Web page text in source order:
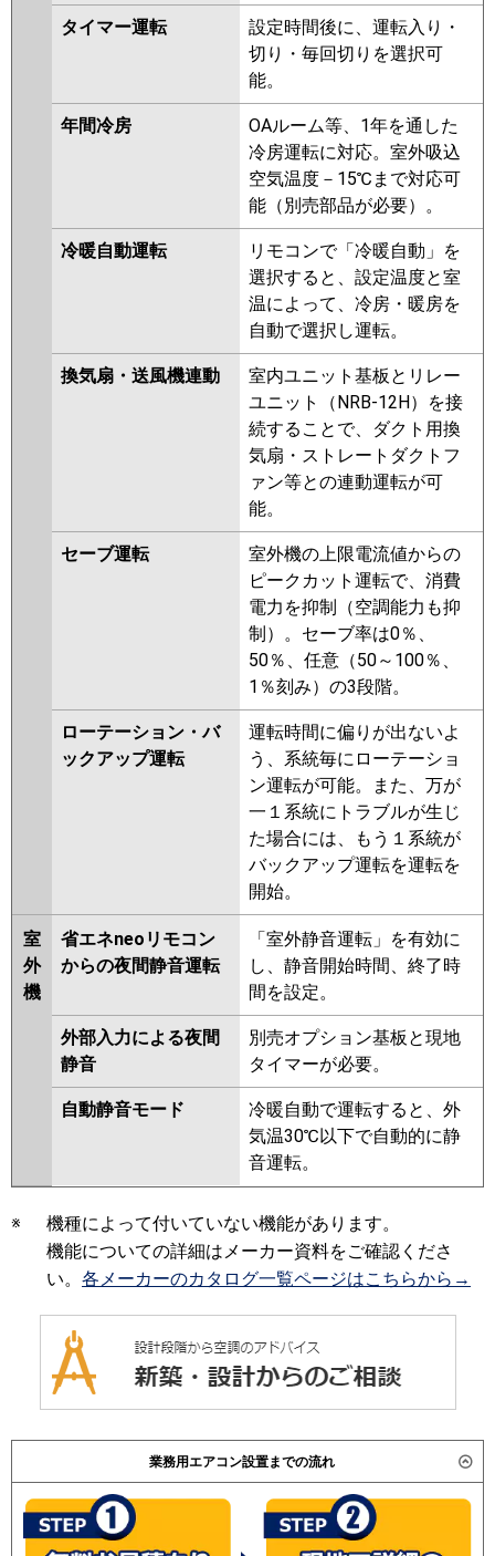
タイマー運転
設定時間後に、運転入り・
切り・毎回切りを選択可
能。
年間冷房
OAルーム等、1年を通した
冷房運転に対応。室外吸込
空気温度－15℃まで対応可
能（別売部品が必要）。
冷暖自動運転
リモコンで「冷暖自動」を
選択すると、設定温度と室
温によって、冷房・暖房を
自動で選択し運転。
換気扇・送風機連動
室内ユニット基板とリレー
ユニット（NRB-12H）を接
続することで、ダクト用換
気扇・ストレートダクトフ
ァン等との連動運転が可
能。
セーブ運転
室外機の上限電流値からの
ピークカット運転で、消費
電力を抑制（空調能力も抑
制）。セーブ率は0％、
50％、任意（50～100％、
1％刻み）の3段階。
ローテーション・バ
ックアップ運転
運転時間に偏りが出ないよ
う、系統毎にローテーショ
ン運転が可能。また、万が
一１系統にトラブルが生じ
た場合には、もう１系統が
バックアップ運転を運転を
開始。
室
外
機
省エネneoリモコン
からの夜間静音運転
「室外静音運転」を有効に
し、静音開始時間、終了時
間を設定。
外部入力による夜間
静音
別売オプション基板と現地
タイマーが必要。
自動静音モード
冷暖自動で運転すると、外
気温30℃以下で自動的に静
音運転。
※
機種によって付いていない機能があります。
機能についての詳細はメーカー資料をご確認くださ
い。 各メーカーのカタログ一覧ページはこちらから→
業務用エアコン設置までの流れ